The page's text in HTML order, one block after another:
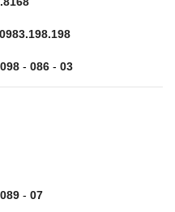
0983.198.198
098 - 086 - 03
089 - 07